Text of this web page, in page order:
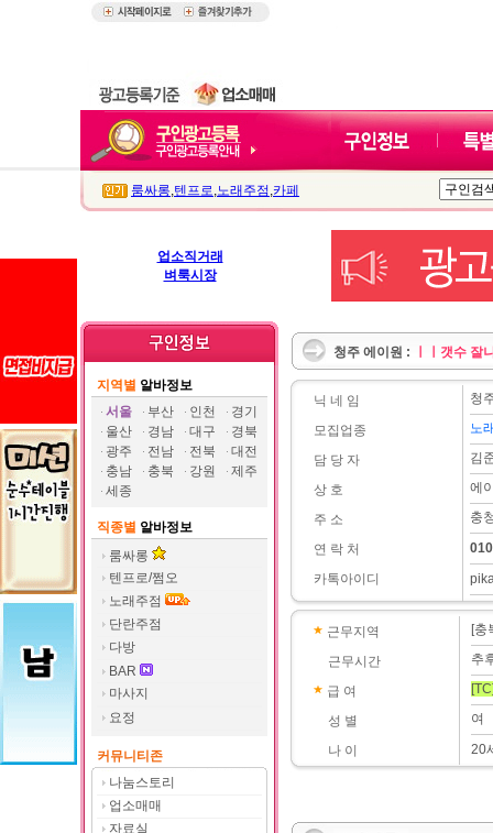
룸싸롱,텐프로,노래주점 ,카페
업소직거래
벼룩시장
지역별 알바정보
서울
부산 인천
경기
울산
경남 대구
경북
광주
전남 전북
대전
충남
충북 강원
제주
세종
직종별 알바정보
룸싸롱
텐프로/쩜오
노래주점
단란주점
다방
BAR
마사지
요정
커뮤니티존
나눔스토리
업소매매
자료실
청주 에이원 : ㅣㅣ갯수 잘
닉 네 임
모집업종
담 당 자
상 호
주 소
연 락 처
카톡아이디
청
노
김
에
충
근무지역
근무시간
급 여
성 별
나 이
[충
추
여
20